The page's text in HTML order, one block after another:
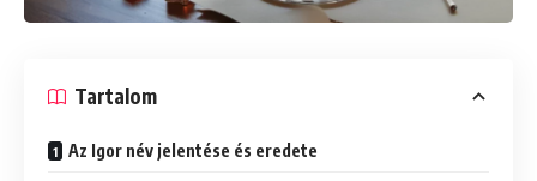
Tartalom
Az Igor név jelentése és eredete